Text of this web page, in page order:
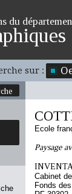
du
sur :
Ecole
Paysage
Cabinet
Fonds